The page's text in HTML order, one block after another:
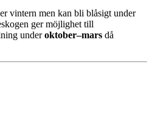
vintern men kan bli blåsigt under
ger möjlighet till
underoktober–mars då